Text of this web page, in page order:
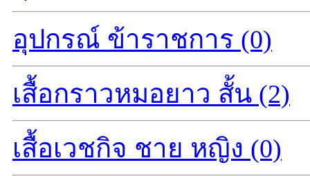
อุปกรณ์ ข้าราชการ (0)
เสื้อกราวหมอยาว สั้น (2)
เสื้อเวชกิจ ชาย หญิง (0)